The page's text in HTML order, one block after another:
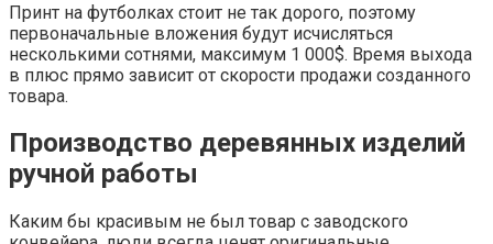
Принт на футболках стоит не так дорого, поэтому
первоначальные вложения будут исчисляться
несколькими сотнями, максимум 1 000$. Время выхода
в плюс прямо зависит от скорости продажи созданного
товара.
Производство деревянных изделий
ручной работы
Каким бы красивым не был товар с заводского